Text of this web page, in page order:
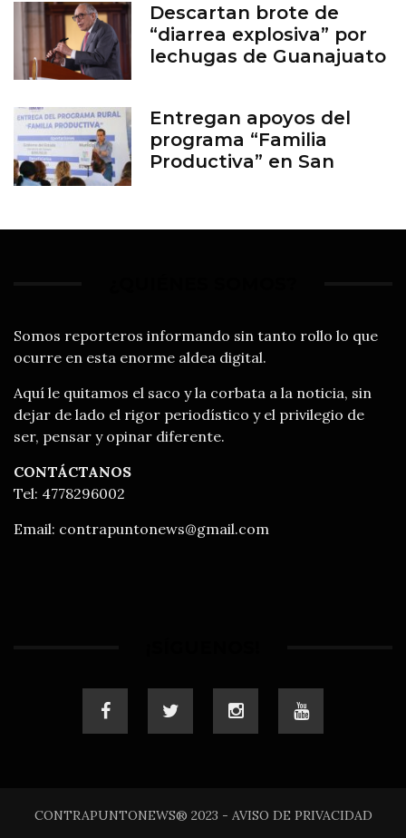
Descartan brote de
“diarrea explosiva” por
lechugas de Guanajuato
Entregan apoyos del
programa “Familia
Productiva” en San
Somos reporteros informando sin tanto rollo lo que
ocurre en esta enorme aldea digital.
Aquí le quitamos el saco y la corbata a la noticia, sin
dejar de lado el rigor periodístico y el privilegio de
ser, pensar y opinar diferente.
CONTÁCTANOS
Tel: 4778296002
Email: contrapuntonews@gmail.com
CONTRAPUNTONEWS® 2023 - AVISO DE PRIVACIDAD